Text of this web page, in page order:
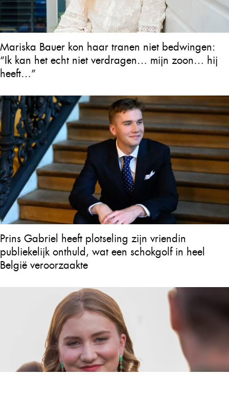
Mariska Bauer kon haar tranen niet bedwingen:
“Ik kan het echt niet verdragen… mijn zoon… hij
heeft…”
Prins Gabriel heeft plotseling zijn vriendin
publiekelijk onthuld, wat een schokgolf in heel
België veroorzaakte